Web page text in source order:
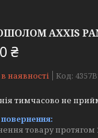
AXXIS
₴
наявності Код:
тимчасово не
товару протягом